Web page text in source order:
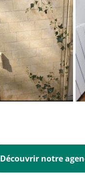
Découvrir notre